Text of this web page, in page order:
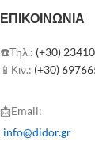
ΕΠΙΚΟΙΝΩΝΊΑ
☎️Τηλ.: (+30)
📱Κιν.: (+30)
📩Email:
info@didor.gr